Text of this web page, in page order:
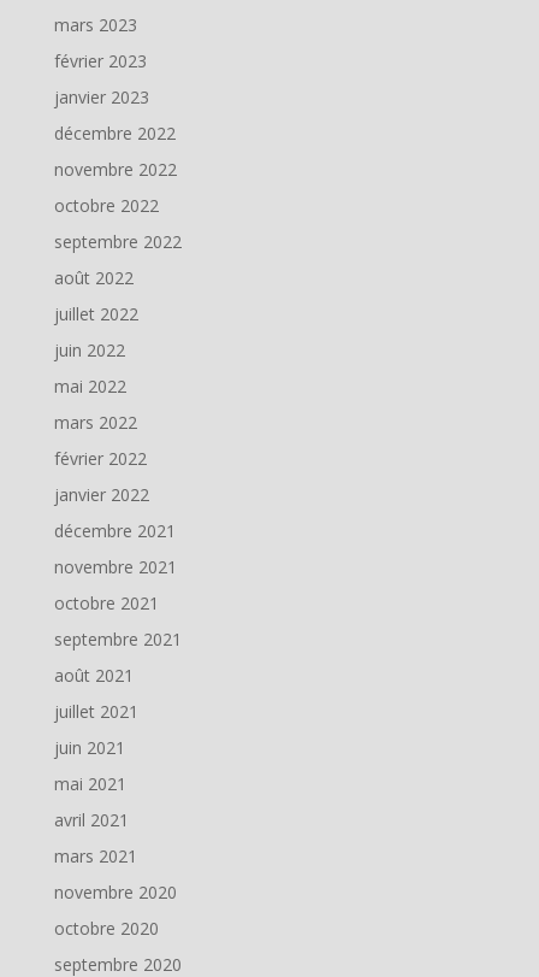
mars 2023
février 2023
janvier 2023
décembre 2022
novembre 2022
octobre 2022
septembre 2022
août 2022
juillet 2022
juin 2022
mai 2022
mars 2022
février 2022
janvier 2022
décembre 2021
novembre 2021
octobre 2021
septembre 2021
août 2021
juillet 2021
juin 2021
mai 2021
avril 2021
mars 2021
novembre 2020
octobre 2020
septembre 2020